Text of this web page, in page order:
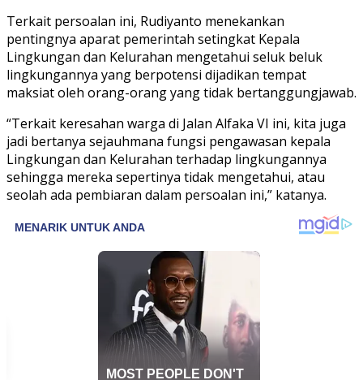
Terkait persoalan ini, Rudiyanto menekankan
pentingnya aparat pemerintah setingkat Kepala
Lingkungan dan Kelurahan mengetahui seluk beluk
lingkungannya yang berpotensi dijadikan tempat
maksiat oleh orang-orang yang tidak bertanggungjawab.
“Terkait keresahan warga di Jalan Alfaka VI ini, kita juga
jadi bertanya sejauhmana fungsi pengawasan kepala
Lingkungan dan Kelurahan terhadap lingkungannya
sehingga mereka sepertinya tidak mengetahui, atau
seolah ada pembiaran dalam persoalan ini,” katanya.